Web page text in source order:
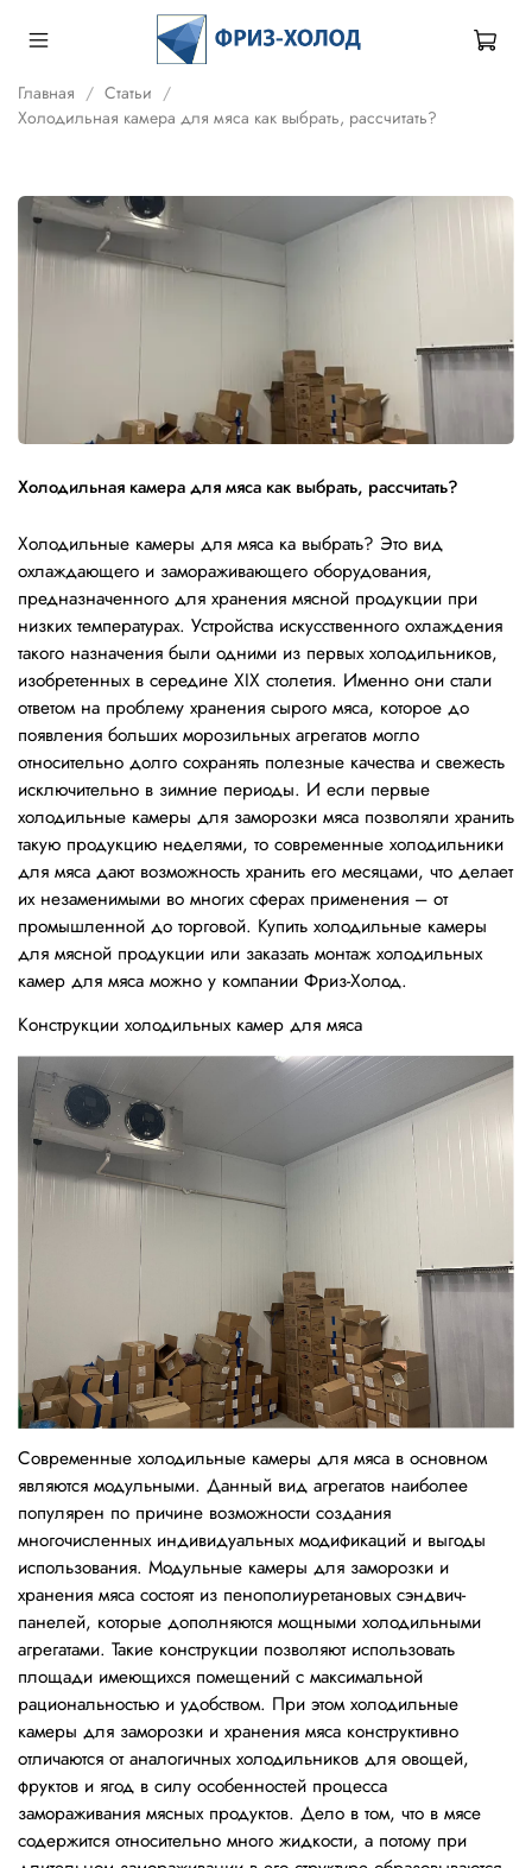
Главная
Статьи
Холодильная камера для мяса как выбрать, рассчитать?
Холодильная камера для мяса как выбрать, рассчитать?
Холодильные камеры для мяса ка выбрать? Это вид
охлаждающего и замораживающего оборудования,
предназначенного для хранения мясной продукции при
низких температурах. Устройства искусственного охлаждения
такого назначения были одними из первых холодильников,
изобретенных в середине XIX столетия. Именно они стали
ответом на проблему хранения сырого мяса, которое до
появления больших морозильных агрегатов могло
относительно долго сохранять полезные качества и свежесть
исключительно в зимние периоды. И если первые
холодильные камеры для заморозки мяса позволяли хранить
такую продукцию неделями, то современные холодильники
для мяса дают возможность хранить его месяцами, что делает
их незаменимыми во многих сферах применения – от
промышленной до торговой. Купить холодильные камеры
для мясной продукции или заказать монтаж холодильных
камер для мяса можно у компании Фриз-Холод.
Конструкции холодильных камер для мяса
Современные холодильные камеры для мяса в основном
являются модульными. Данный вид агрегатов наиболее
популярен по причине возможности создания
многочисленных индивидуальных модификаций и выгоды
использования. Модульные камеры для заморозки и
хранения мяса состоят из пенополиуретановых сэндвич-
панелей, которые дополняются мощными холодильными
агрегатами. Такие конструкции позволяют использовать
площади имеющихся помещений с максимальной
рациональностью и удобством. При этом холодильные
камеры для заморозки и хранения мяса конструктивно
отличаются от аналогичных холодильников для овощей,
фруктов и ягод в силу особенностей процесса
замораживания мясных продуктов. Дело в том, что в мясе
содержится относительно много жидкости, а потому при